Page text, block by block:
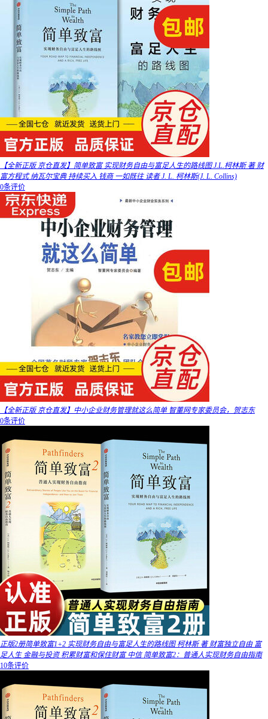
【全新正版 京仓直发】简单致富 实现财务自由与富足人生的路线图 J.L.柯林斯 著 财
富方程式 纳瓦尔宝典 持续买入 钱商 一如既往 读者 J. L. 柯林斯(J. L. Collins)
0条评价
【全新正版 京仓直发】中小企业财务管理就这么简单 智董网专家委员会，贺志东
0条评价
正版2册简单致富1+2 实现财务自由与富足人生的路线图 柯林斯 著 财富独立自由 富
足人生 金融与投资 积累财富和保住财富 中信 简单致富2：普通人实现财务自由指南
10条评价